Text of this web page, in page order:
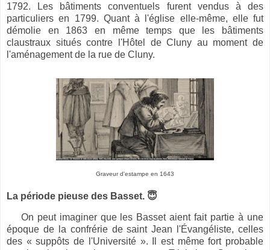
1792. Les bâtiments conventuels furent vendus à des
particuliers en 1799. Quant à l'église elle-même, elle fut
démolie en 1863 en même temps que les bâtiments
claustraux situés contre l'Hôtel de Cluny au moment de
l'aménagement de la rue de Cluny.
Graveur d'estampe en 1643
La période pieuse des Basset. 😇
On peut imaginer que les Basset aient fait partie à une
époque de la confrérie de saint Jean l'Évangéliste, celles
des « suppôts de l'Université ». Il est même fort probable